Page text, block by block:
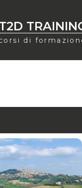
di